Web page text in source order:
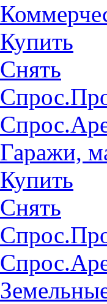
Купить
Снять
Гаражи,
Купить
Снять